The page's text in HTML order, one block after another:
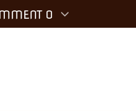
0